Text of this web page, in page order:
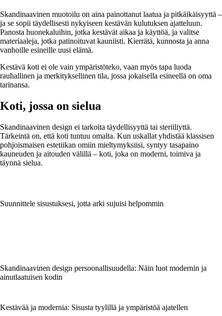
Skandinaavinen muotoilu on aina painottanut laatua ja pitkäikäisyyttä –
ja se sopii täydellisesti nykyiseen kestävän kulutuksen ajatteluun.
Panosta huonekaluihin, jotka kestävät aikaa ja käyttöä, ja valitse
materiaaleja, jotka patinoituvat kauniisti. Kierrätä, kunnosta ja anna
vanhoille esineille uusi elämä.
Kestävä koti ei ole vain ympäristöteko, vaan myös tapa luoda
rauhallinen ja merkityksellinen tila, jossa jokaisella esineellä on oma
tarinansa.
Koti, jossa on sielua
Skandinaavinen design ei tarkoita täydellisyyttä tai steriiliyttä.
Tärkeintä on, että koti tuntuu omalta. Kun uskallat yhdistää klassisen
pohjoismaisen estetiikan omiin mieltymyksiisi, syntyy tasapaino
kauneuden ja aitouden välillä – koti, joka on moderni, toimiva ja
täynnä sielua.
Suunnittele sisustuksesi, jotta arki sujuisi helpommin
Skandinaavinen design persoonallisuudella: Näin luot modernin ja
ainutlaatuisen kodin
Kestävää ja modernia: Sisusta tyylillä ja ympäristöä ajatellen